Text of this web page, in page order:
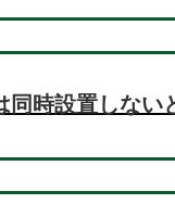
同時設置しない